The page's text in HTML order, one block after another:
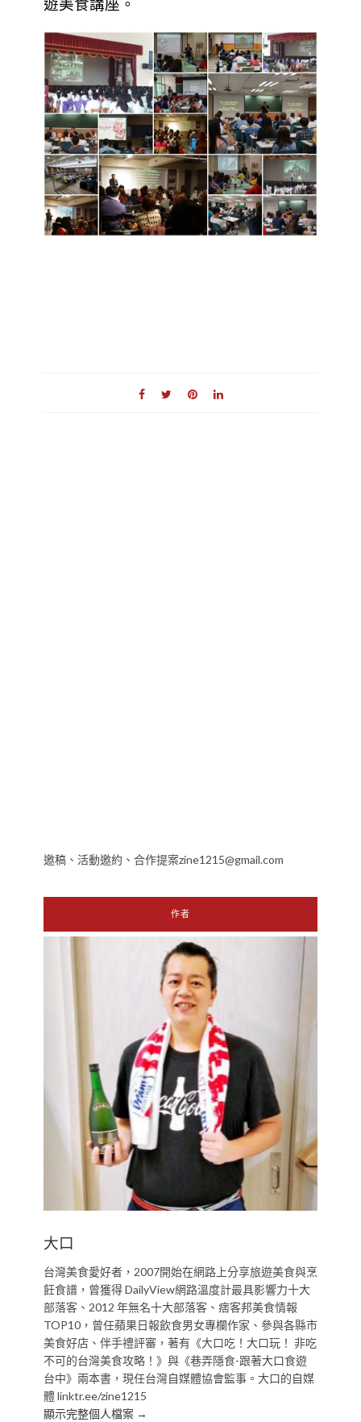
遊美食講座。
邀稿、活動邀約、合作提案zine1215@gmail.com
作者
大口
台灣美食愛好者，2007開始在網路上分享旅遊美食與烹
飪食譜，曾獲得 DailyView網路溫度計最具影響力十大
部落客、2012 年無名十大部落客、痞客邦美食情報
TOP10，曾任蘋果日報飲食男女專欄作家、參與各縣市
美食好店、伴手禮評審，著有《大口吃！大口玩！ 非吃
不可的台灣美食攻略！》與《巷弄隱食-跟著大口食遊
台中》兩本書，現任台灣自媒體協會監事。大口的自媒
體 linktr.ee/zine1215
顯示完整個人檔案 →